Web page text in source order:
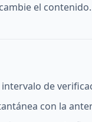
el contenido.
de
con la